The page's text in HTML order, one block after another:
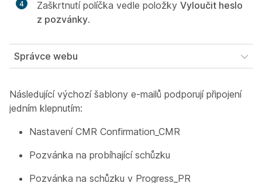
4 Zaškrtnutí políčka vedle položky Vyloučit heslo
z pozvánky.
Správce webu
Následující výchozí šablony e-mailů podporují připojení
jedním klepnutím:
Nastavení CMR Confirmation_CMR
Pozvánka na probíhající schůzku
Pozvánka na schůzku v Progress_PR